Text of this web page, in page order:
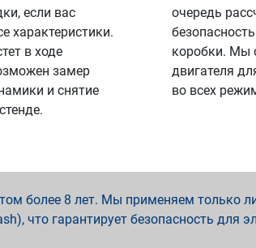
если вас
характеристики.
в ходе
замер
и снятие
очередь
коробки. Мы
двигателя
во всех
более 8 лет. Мы применяем только
что гарантирует безопасность для